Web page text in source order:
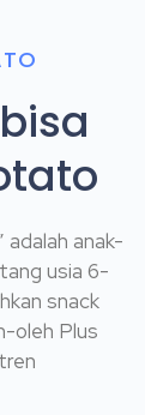
adalah anak-
usia 6-
snack
oleh Plus